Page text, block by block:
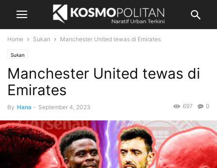
Home Sukan Manchester United tewas di Emirates
Sukan
Manchester United tewas di
Emirates
By Hana - September 4, 2023 0
697